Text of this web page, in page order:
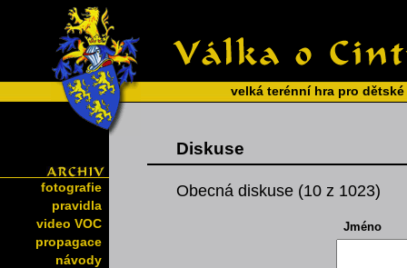
velká terénní hra pro
fotografie
pravidla
video VOC
propagace
návody
Diskuse
Obecná diskuse (10 z 1023)
Jméno